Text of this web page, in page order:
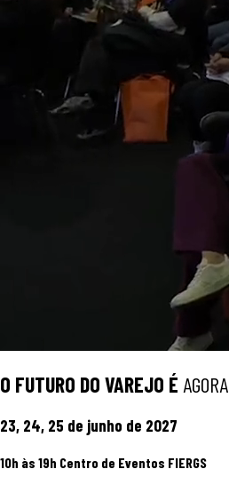
O FUTURO DO VAREJO É AGORA
23, 24, 25 de junho de 2027
10h às 19h Centro de Eventos FIERGS